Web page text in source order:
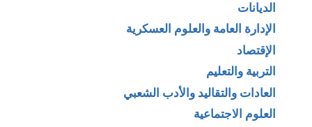
الديانات
الإدارة العامة والعلوم العسكرية
الإقتصاد
التربية والتعليم
العادات والتقاليد والأدب الشعبي
العلوم الاجتماعية